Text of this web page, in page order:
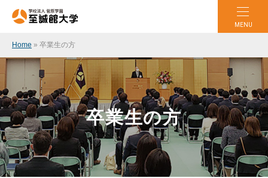
MENU
Home » 卒業生の方
卒業生の方